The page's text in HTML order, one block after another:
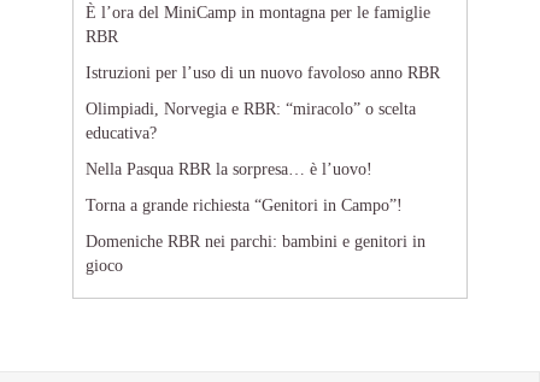
È l’ora del MiniCamp in montagna per le famiglie
RBR
Istruzioni per l’uso di un nuovo favoloso anno RBR
Olimpiadi, Norvegia e RBR: “miracolo” o scelta
educativa?
Nella Pasqua RBR la sorpresa… è l’uovo!
Torna a grande richiesta “Genitori in Campo”!
Domeniche RBR nei parchi: bambini e genitori in
gioco